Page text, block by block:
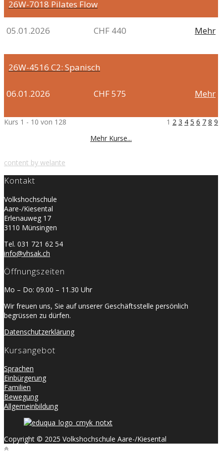
26W-7018 Pilates Flow
05.01.2026 CHF 440 Mehr
26W-4516 C2: Spanisch
06.01.2026 CHF 575 Mehr
Kurs 1 - 10 von 128 1 2 3 4 5 6 7 8 9
Mehr Kurse...
content by welante
Kontakt
Volkshochschule
Aare-/Kiesental
Erlenauweg 17
3110 Münsingen
Tel. 031 721 62 54
info@vhsak.ch
Öffnungszeiten
Mo – Do: 09.00 – 11.30 Uhr
Wir freuen uns, Sie auf unserer Geschäftsstelle persönlich
begrüssen zu dürfen.
Datenschutzerklärung
Kursangebot
Sprachen
Einbürgerung
Familien
Bewegung
Allgemeinbildung
Copyright © 2025 Volkshochschule Aare-/Kiesental